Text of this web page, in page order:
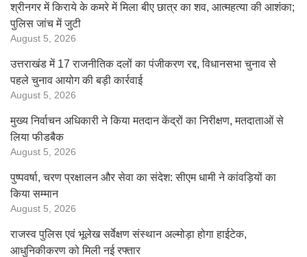
श्रीनगर में किराये के कमरे में मिला बीए छात्र का शव, आत्महत्या की आशंका;
पुलिस जांच में जुटी
August 5, 2026
उत्तराखंड में 17 राजनीतिक दलों का पंजीकरण रद्द, विधानसभा चुनाव से
पहले चुनाव आयोग की बड़ी कार्रवाई
August 5, 2026
मुख्य निर्वाचन अधिकारी ने किया मतदान केंद्रों का निरीक्षण, मतदाताओं से
लिया फीडबैक
August 5, 2026
पुष्पवर्षा, चरण प्रक्षालन और सेवा का संदेश: सीएम धामी ने कांवड़ियों का
किया सम्मान
August 5, 2026
राजस्व पुलिस एवं भूलेख सर्वेक्षण संस्थान अल्मोड़ा होगा हाईटेक,
आधुनिकीकरण को मिली नई रफ्तार